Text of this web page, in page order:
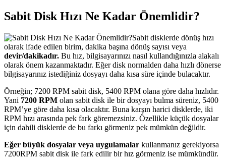
Sabit Disk Hızı Ne Kadar Önemlidir?
Sabit disklerde dönüş hızı
olarak ifade edilen birim, dakika başına dönüş sayısı veya
devir/dakikadır. Bu hız, bilgisayarınızı nasıl kullandığınızla alakalı
olarak önem kazanmaktadır. Eğer disk normalden daha hızlı dönerse
bilgisayarınız istediğiniz dosyayı daha kısa süre içinde bulacaktır.
Örneğin; 7200 RPM sabit disk, 5400 RPM olana göre daha hızlıdır.
Yani 7200 RPM olan sabit disk ile bir dosyayı bulma süreniz, 5400
RPM’ye göre daha kısa olacaktır. Buna karşın harici disklerde, iki
RPM hızı arasında pek fark göremezsiniz. Özellikle küçük dosyalar
için dahili disklerde de bu farkı görmeniz pek mümkün değildir.
Eğer büyük dosyalar veya uygulamalar kullanmanız gerekiyorsa
7200RPM sabit disk ile fark edilir bir hız görmeniz ise mümkündür.